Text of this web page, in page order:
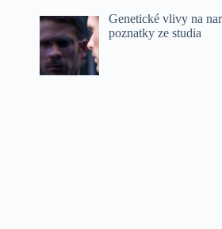
Genetické vlivy na
poznatky ze studia